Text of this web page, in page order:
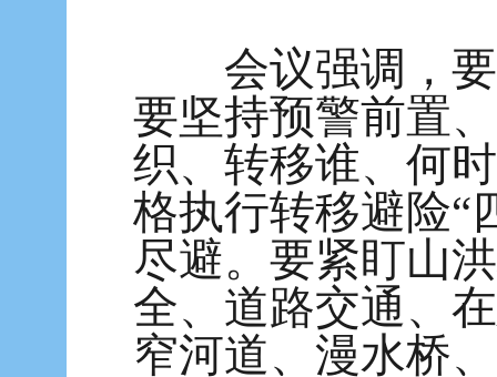
会议强调，要
要坚持预警前置
织、转移谁、何
格执行转移避险“
尽避。要紧盯山
全、道路交通、
窄河道、漫水桥